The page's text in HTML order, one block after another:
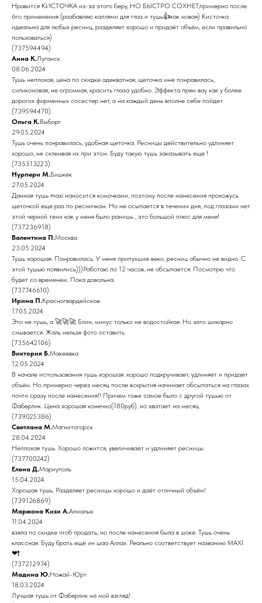
Нравится КИСТОЧКА из-за этого беру, НО БЫСТРО СОХНЕТ,примерно после
6го применения (разбавляю каплями для глаз и тушь👍как новая) Кисточка
идеальна для любых ресниц, разделяет хорошо и придаёт объём, если правильно
пользоваться)
(737594494)
Анна К.Луганск
08.06.2024
Тушь неплохая, цена по скидке адекватная, щеточка мне понравилась,
силиконовая, не огромная, красить глаза удобно. Эффекта прям вау как у более
дорогих фирменных сосестер нет, а на каждый день вполне себе пойдет.
(739594470)
Ольга К.Выборг
29.05.2024
Тушь очень понравилась, удобная щеточка. Ресницы действительно удлиняет
хорошо, не склеивая их при этом. Буду такую тушь заказывать еще !
(735513223)
Нурпери М.Бишкек
27.05.2024
Данная тушь maxi наносится комочками, поэтому после нанесения прохожусь
щеточкой еще раз по ресничкам. Но не осыпается в течении дня, под глазами нет
этой черной тени как у меня было ранишь , это большой плюс для меня!
(737236918)
Валентина П.Москва
23.05.2024
Тушь хорошая. Понравилась. У меня припухшие веки, ресниц обычно не видно. С
этой тушью появились)))Работаю по 12 часов, не обсыпается. Посмотрю что
будет со временем. Пока довольна.
(737746610)
Ирина П.Красногвардейское
17.05.2024
Это не тушь, а 🚀🚀🚀 Блин, минус только не водостойкая. Но зато шикарно
смывается. Жаль нельзя фото оставить.
(735642106)
Виктория Б.Макеевка
12.05.2024
В начале использования тушь хорошая: хорошо подкручивает, удлиняет и придает
объём. Но примерно через месяц после вскрытия начинает обсыпаться на глазах
почти сразу после нанесения!! Причем тоже самое было с другой тушью от
Фаберлик. Цена хорошая конечно(180руб), но хватает на месяц.
(739025386)
Светлана М.Магнитогорск
28.04.2024
Неплохая тушь. Хорошо ложится, увеличивает и удлиняет ресницы.
(737700242)
Елена Д.Мариуполь
15.04.2024
Хорошая тушь. Разделяет ресницы хорошо и даёт отличный объём!
(739126869)
Маржона Кизи А.Алмалык
11.04.2024
взяла по скидке чтоб продать, но после нанесения была в шоке. Тушь очень
классная. Буду брать ещё ин шаа Аллах. Реально соответствует названию MAXI
❤❗
(737212974)
Мадина Ю.Ножай-Юрт
18.03.2024
Лучшая тушь от Фаберлик на мой взгляд!